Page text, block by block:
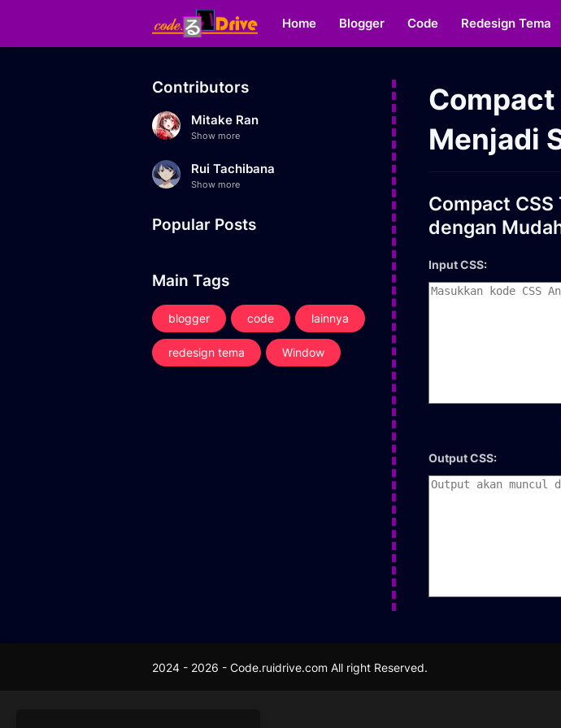
Home Blogger Code Redesign Tema
Compact
Menjadi
Compact CSS
dengan
Input CSS:
Output CSS:
Contributors
Mitake Ran
Show more
Rui Tachibana
Show more
Popular Posts
Main Tags
blogger code lainnya
redesign tema Window
2024 - 2026 - Code.ruidrive.com All right Reserved.